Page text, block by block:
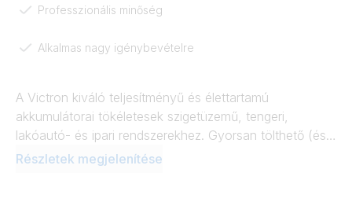
Professzionális minőség
Alkalmas nagy igénybevételre
A Victron kiváló teljesítményű és élettartamú
akkumulátorai tökéletesek szigetüzemű, tengeri,
lakóautó- és ipari rendszerekhez. Gyorsan tölthető (és
kisüthető) lítium akkumulátoraink ideálisak a nagy
Részletek megjelenítése